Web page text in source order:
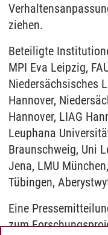
ziehen.
Beteiligte
MPI Eva Leipzig,
Niedersächsisches
Hannover,
Hannover, LIAG
Leuphana
Braunschweig, Uni
Jena, LMU
Tübingen,
Eine
zum